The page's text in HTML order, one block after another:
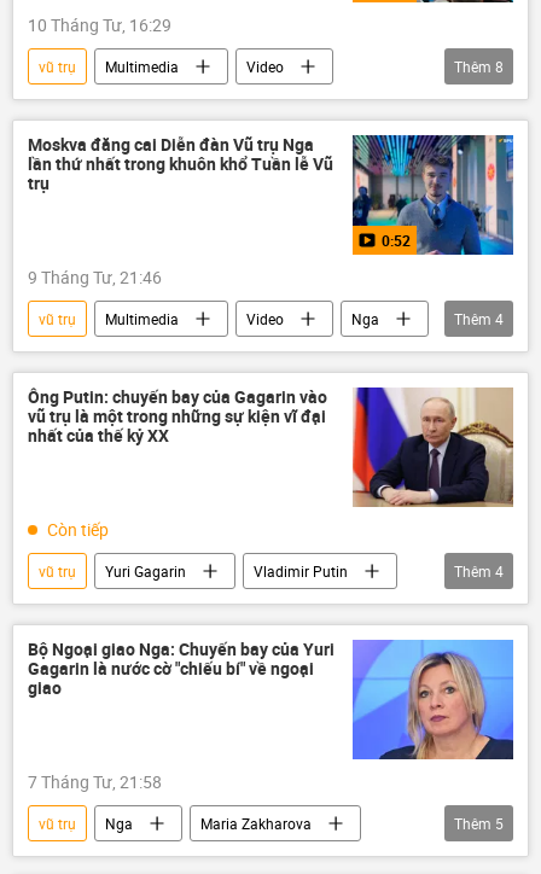
10 Tháng Tư, 16:29
vũ trụ Multimedia
Video
Hợp tác Nga-Việt
Yuri Gagarin
Phạm Tuân
hàng không
Soyuz-37
Việt Nam
Thêm 8
Moskva đăng cai Diễn đàn Vũ trụ Nga
lần thứ nhất trong khuôn khổ Tuần lễ Vũ
trụ
0:52
9 Tháng Tư, 21:46
vũ trụ Multimedia Video
Nga
Yuri Gagarin
Ngày Du hành vũ trụ
Thế giới
Moskva
Thêm 4
Ông Putin: chuyến bay của Gagarin vào
vũ trụ là một trong những sự kiện vĩ đại
nhất của thế kỷ XX
Còn tiếp
vũ trụ Yuri Gagarin
Vladimir Putin
Chính trị
Thế giới
chuyến bay
công nghệ
Thêm 4
Bộ Ngoại giao Nga: Chuyến bay của Yuri
Gagarin là nước cờ "chiếu bí" về ngoại
giao
7 Tháng Tư, 21:58
vũ trụ Nga
Maria Zakharova
Yuri Gagarin
Chính trị
Thế giới
Thêm 5